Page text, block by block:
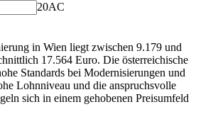
20AC
in Wien liegt zwischen 9.179 und
17.564 Euro. Die österreichische
Standards bei Modernisierungen und
Lohnniveau und die anspruchsvolle
sich in einem gehobenen Preisumfeld